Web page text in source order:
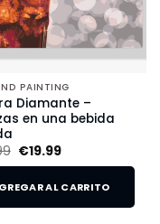
PAINTING
Diamante –
en una bebida
€19.99
AL CARRITO